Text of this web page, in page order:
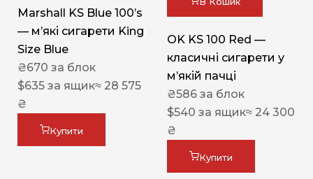
Marshall KS Blue 100’s
— м’які сигарети King
Size Blue
₴670 за блок
$635 за ящик≈ 28 575
₴
Купити
OK KS 100 Red —
класичні сигарети у
м’якій пачці
₴586 за блок
$540 за ящик≈ 24 300
₴
Купити